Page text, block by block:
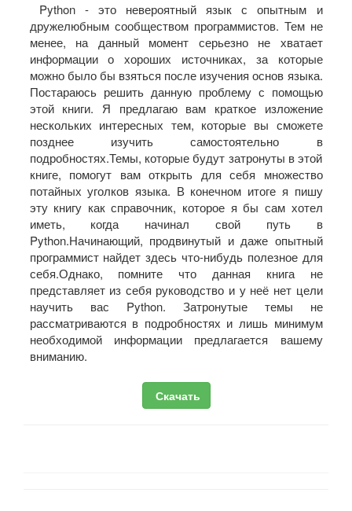
Python - это невероятный язык с опытным и
дружелюбным сообществом программистов. Тем не
менее, на данный момент серьезно не хватает
информации о хороших источниках, за которые
можно было бы взяться после изучения основ языка.
Постараюсь решить данную проблему с помощью
этой книги. Я предлагаю вам краткое изложение
нескольких интересных тем, которые вы сможете
позднее изучить самостоятельно в
подробностях.Темы, которые будут затронуты в этой
книге, помогут вам открыть для себя множество
потайных уголков языка. В конечном итоге я пишу
эту книгу как справочник, которое я бы сам хотел
иметь, когда начинал свой путь в
Python.Начинающий, продвинутый и даже опытный
программист найдет здесь что-нибудь полезное для
себя.Однако, помните что данная книга не
представляет из себя руководство и у неё нет цели
научить вас Python. Затронутые темы не
рассматриваются в подробностях и лишь минимум
необходимой информации предлагается вашему
вниманию.
Скачать